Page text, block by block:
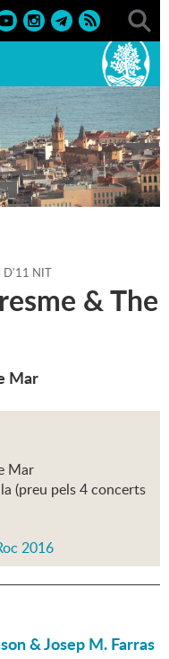
Sant Roc 2016
NIT
& The
Mar
Mar
(preu pels 4 concerts
2016
& Josep M. Farras